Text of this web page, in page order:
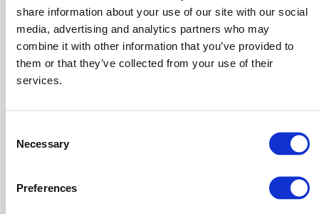
share information about your use of our site with our social
media, advertising and analytics partners who may
combine it with other information that you’ve provided to
them or that they’ve collected from your use of their
services.
Selection
Necessary
Preferences
Realizzazione
fase di realizzazione del piano, con
cui si mette in pratica il progetto di
azione con la supervisione del coach.
giusto momento di fare un bilancio
che cosa valga la pena di applicare